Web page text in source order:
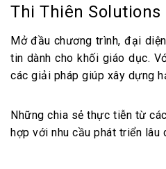
Thi Thiên
Mở đầu chương trình, đại diện
tin dành cho khối giáo dục.
các giải pháp giúp xây dựng
Những chia sẻ thực tiễn từ
hợp với nhu cầu phát triển lâu